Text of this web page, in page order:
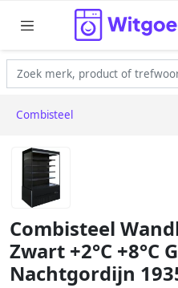
Combisteel
Combisteel
Zwart +2°C
Nachtgordijn